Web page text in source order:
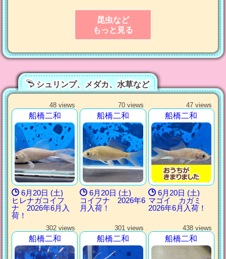
昆虫など
もっと見る
シュリンプ、メダカ、水草など
48 views
船橋二和
6月20日 (土)
ヒレナガコイフ
ナ 2026年6月入
荷！
70 views
船橋二和
6月20日 (土)
コイフナ 2026年6
月入荷！
47 views
船橋二和
6月20日 (土)
マゴイ カガミ
2026年6月入荷！
302 views
船橋二和
301 views
船橋二和
438 views
船橋二和